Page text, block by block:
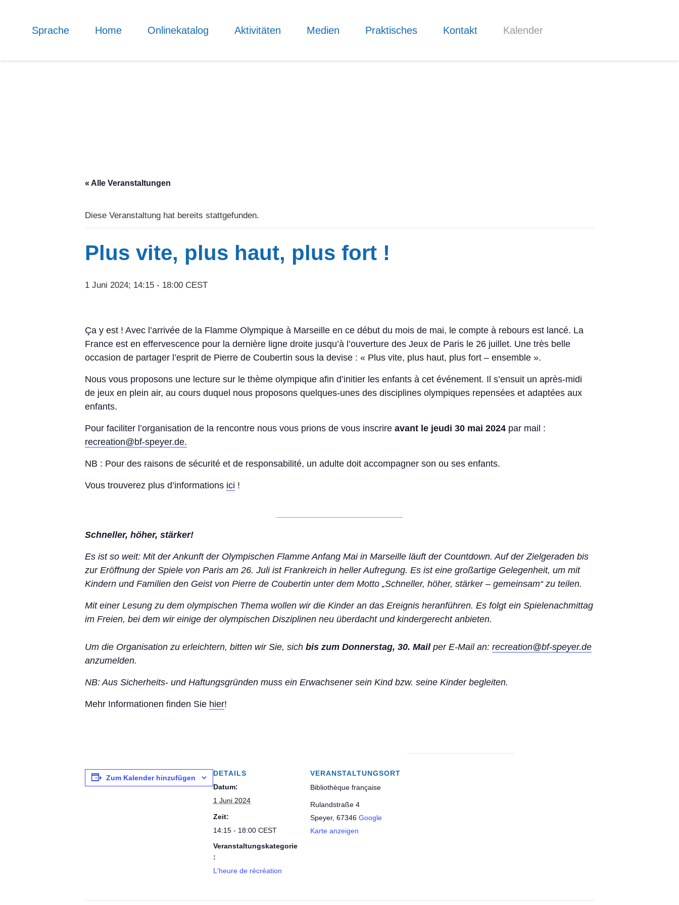
Sprache Home Onlinekatalog Aktivitäten Medien Praktisches Kontakt Kalender
« Alle Veranstaltungen
Diese Veranstaltung hat bereits stattgefunden.
Plus vite, plus haut, plus fort !
1 Juni 2024; 14:15 - 18:00 CEST
Ça y est ! Avec l’arrivée de la Flamme Olympique à Marseille en ce début du mois de mai, le compte à rebours est lancé. La
France est en effervescence pour la dernière ligne droite jusqu’à l’ouverture des Jeux de Paris le 26 juillet. Une très belle
occasion de partager l’esprit de Pierre de Coubertin sous la devise : « Plus vite, plus haut, plus fort – ensemble ».
Nous vous proposons une lecture sur le thème olympique afin d’initier les enfants à cet événement. Il s’ensuit un après-midi
de jeux en plein air, au cours duquel nous proposons quelques-unes des disciplines olympiques repensées et adaptées aux
enfants.
Pour faciliter l’organisation de la rencontre nous vous prions de vous inscrire avant le jeudi 30 mai 2024 par mail :
recreation@bf-speyer.de.
NB : Pour des raisons de sécurité et de responsabilité, un adulte doit accompagner son ou ses enfants.
Vous trouverez plus d’informations ici !
Schneller, höher, stärker!
Es ist so weit: Mit der Ankunft der Olympischen Flamme Anfang Mai in Marseille läuft der Countdown. Auf der Zielgeraden bis
zur Eröffnung der Spiele von Paris am 26. Juli ist Frankreich in heller Aufregung. Es ist eine großartige Gelegenheit, um mit
Kindern und Familien den Geist von Pierre de Coubertin unter dem Motto „Schneller, höher, stärker – gemeinsam“ zu teilen.
Mit einer Lesung zu dem olympischen Thema wollen wir die Kinder an das Ereignis heranführen. Es folgt ein Spielenachmittag
im Freien, bei dem wir einige der olympischen Disziplinen neu überdacht und kindergerecht anbieten.
Um die Organisation zu erleichtern, bitten wir Sie, sich bis zum Donnerstag, 30. Mail per E-Mail an: recreation@bf-speyer.de
anzumelden.
NB: Aus Sicherheits- und Haftungsgründen muss ein Erwachsener sein Kind bzw. seine Kinder begleiten.
Mehr Informationen finden Sie hier!
Zum Kalender hinzufügen
DETAILS
Datum:
1 Juni 2024
Zeit:
14:15 - 18:00 CEST
Veranstaltungskategorie
:
L'heure de récréation
VERANSTALTUNGSORT
Bibliothèque française
Rulandstraße 4
Speyer, 67346 Google
Karte anzeigen
Schreiben Sie uns an.
Ihre E-Mail-Adresse (Pflichtfeld)
Ich habe dieDatenschutzerklärungenzur Kenntnis genommen.
Ihre Nachricht
Bibliothèque française Speyer e.V.
Haus der Vereine
Rulandstraße 4
67346 Speyer
Rechtliches
Impressum
Datenschutz
Öffnungszeiten
Samstags von 10:00 bis 13:00 Uhr.
Öffnungszeiten
Samstags von 10:00 bis 13:00 Uhr.
Retrouvez-nous sur